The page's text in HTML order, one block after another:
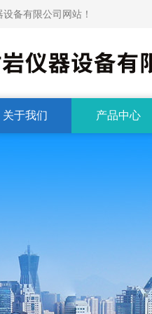
备有限公司网站！
关于我们 产品中心